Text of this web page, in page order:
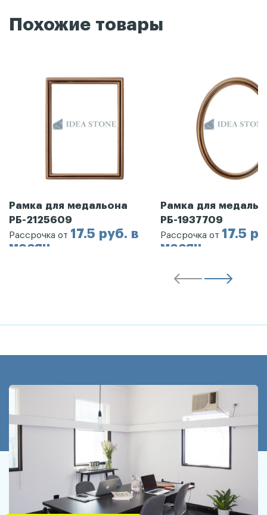
Похожие товары
Рамка для медальона
РБ-2125609
Рассрочка от 17.5 руб. в
месяц
Рамка для
РБ-1937709
Рассрочка от 17.5
месяц